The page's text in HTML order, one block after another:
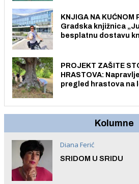
KNJIGA NA KUĆNOM
Gradska knjižnica
besplatnu dostavu
PROJEKT ZAŠITE
HRASTOVA:
pregled hrastova na
Kolumne
Diana Ferić
SRIDOM U SRIDU